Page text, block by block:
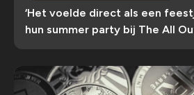
‘Het voelde direct als een
hun summer party bij The All